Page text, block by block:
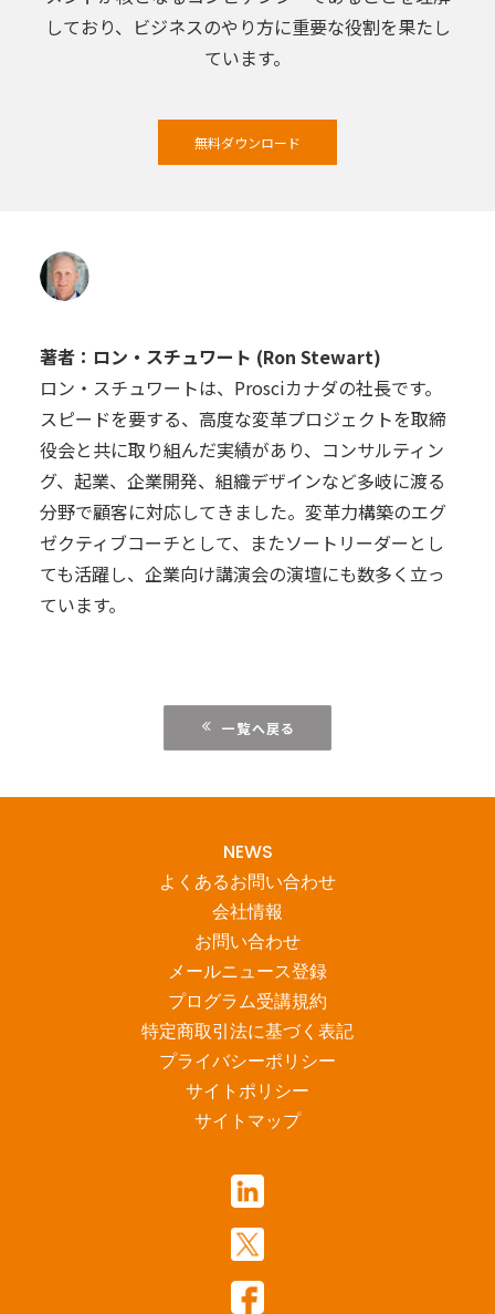
しており、ビジネスのやり方に重要な役割を果たし
ています。
無料ダウンロード
著者：ロン・スチュワート (Ron Stewart)
ロン・スチュワートは、Prosciカナダの社長です。
スピードを要する、高度な変革プロジェクトを取締
役会と共に取り組んだ実績があり、コンサルティン
グ、起業、企業開発、組織デザインなど多岐に渡る
分野で顧客に対応してきました。変革力構築のエグ
ゼクティブコーチとして、またソートリーダーとし
ても活躍し、企業向け講演会の演壇にも数多く立っ
ています。
一覧へ戻る
NEWS
よくあるお問い合わせ
会社情報
お問い合わせ
メールニュース登録
プログラム受講規約
特定商取引法に基づく表記
プライバシーポリシー
サイトポリシー
サイトマップ